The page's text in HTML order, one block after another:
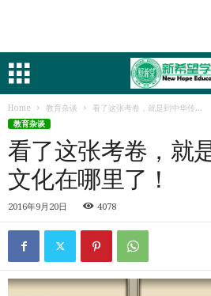
Home 教育杂谈
看了这张考卷，就是到中华传...
教育杂谈
看了这张考卷，就
文化在哪里了！
2016年9月20日 4078